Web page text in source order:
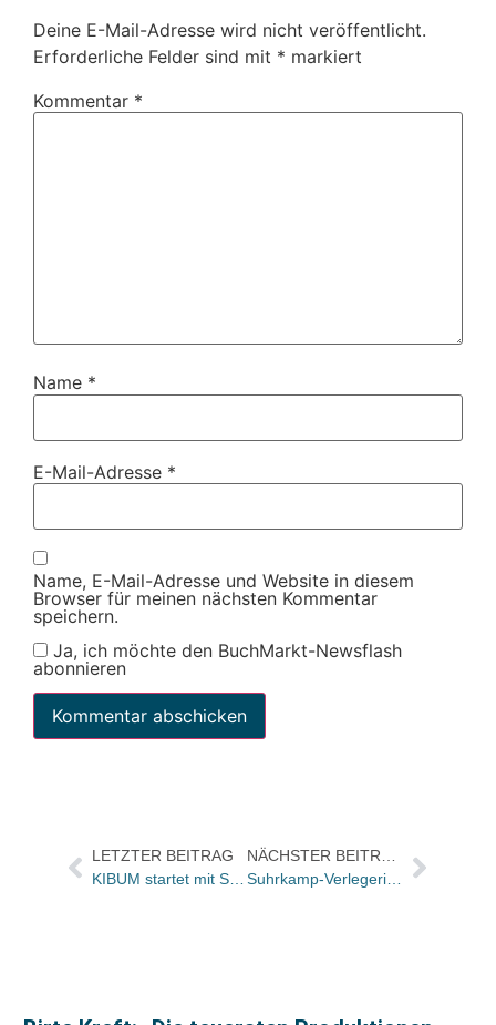
Deine E-Mail-Adresse wird nicht veröffentlicht.
Erforderliche Felder sind mit * markiert
Kommentar *
Name *
E-Mail-Adresse *
Name, E-Mail-Adresse und Website in diesem
Browser für meinen nächsten Kommentar
speichern.
Ja, ich möchte den BuchMarkt-Newsflash
abonnieren
LETZTER BEITRAG
KIBUM startet mit Schwerpunkt zum Jubiläum des Mauerfalls